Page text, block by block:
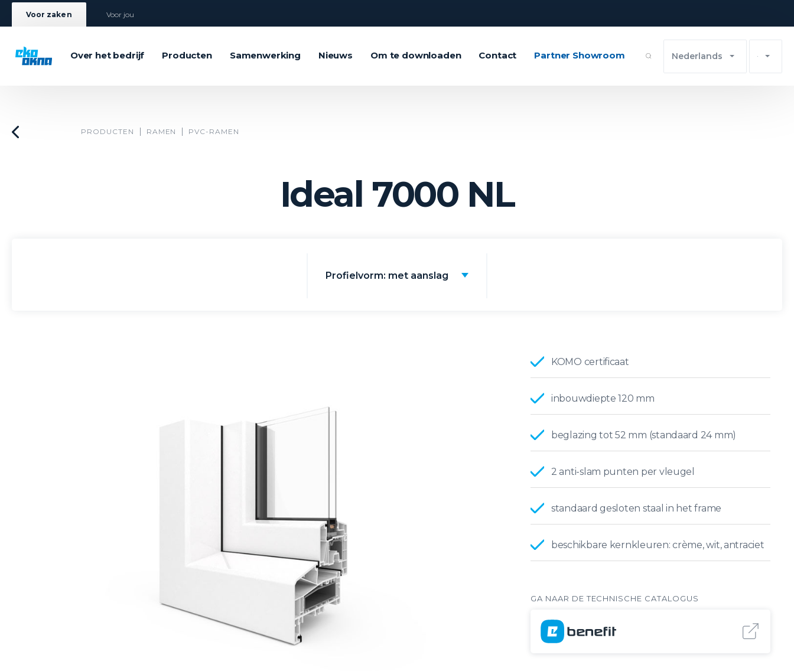
Voor zaken Voor jou
Over het bedrijf Producten Samenwerking Nieuws Om te downloaden Contact Partner Showroom Nederlands
PRODUCTEN RAMEN PVC-RAMEN
Ideal 7000 NL
Profielvorm: met aanslag
KOMO certificaat
inbouwdiepte 120 mm
beglazing tot 52 mm (standaard 24 mm)
2 anti-slam punten per vleugel
standaard gesloten staal in het frame
beschikbare kernkleuren: crème, wit, antraciet